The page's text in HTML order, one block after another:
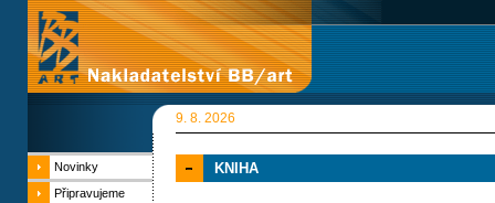
9. 8. 2026
Novinky
Připravujeme
KNIHA